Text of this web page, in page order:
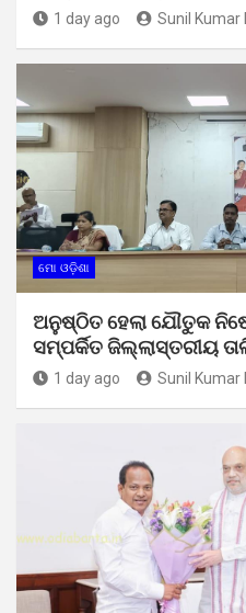
1 day ago Sunil Kumar
ମୋ ଓଡ଼ିଶା
ଅନୁଷ୍ଠିତ ହେଲା ଯୌତୁକ
ସମ୍ପର୍କିତ ଜିଲ୍ଲାସ୍ତରୀୟ
1 day ago Sunil Kumar